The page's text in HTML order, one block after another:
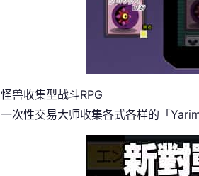
怪兽收集型战斗RPG
一次性交易大师收集各式各样的「